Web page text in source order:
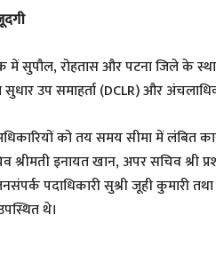
सुपौल, रोहतास और पटना जिले के
उप समाहर्ता (DCLR) और
को तय समय सीमा में लंबित
श्रीमती इनायत खान, अपर सचिव श्री
पदाधिकारी सुश्री जूही
थे।